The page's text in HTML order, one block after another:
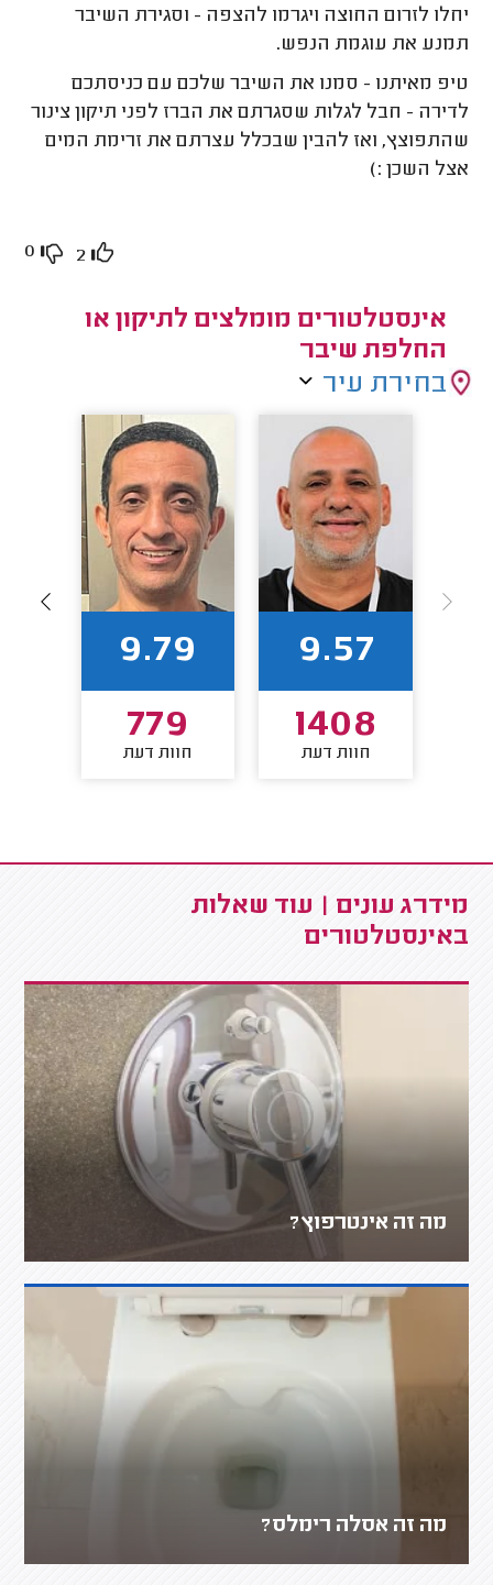
יחלו לזרום החוצה ויגרמו להצפה - וסגירת השיבר
תמנע את עוגמת הנפש.
טיפ מאיתנו - סמנו את השיבר שלכם עם כניסתכם
לדירה - חבל לגלות שסגרתם את הברז לפני תיקון צינור
שהתפוצץ, ואז להבין שבכלל עצרתם את זרימת המים
אצל השכן :)
2
0
אינסטלטורים מומלצים לתיקון או
החלפת שיבר
בחירת עיר
9.57
1408
חוות דעת
9.79
779
חוות דעת
מידרג עונים | עוד שאלות
באינסטלטורים
מה זה אינטרפוץ?
מה זה אסלה רימלס?